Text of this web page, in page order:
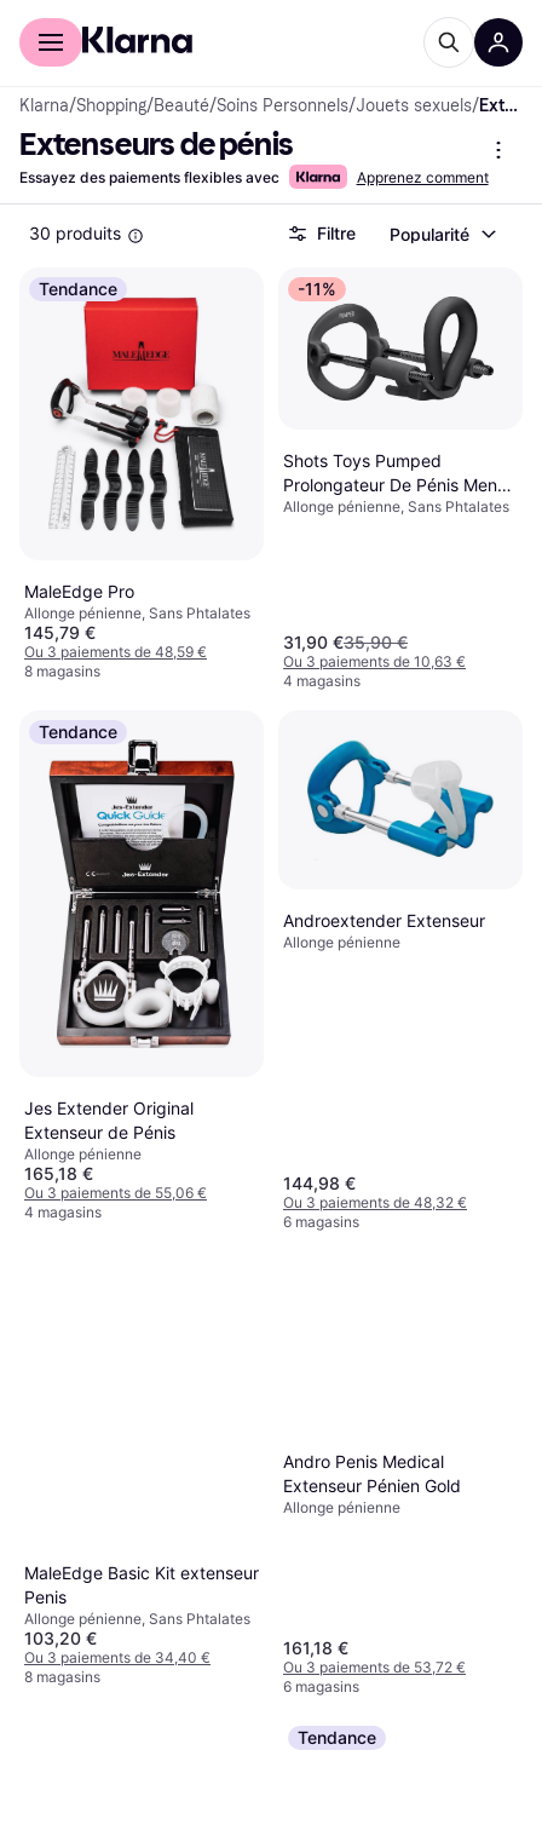
Acheter avec Klarna
Klarna/Shopping/Beauté/Soins Personnels/Jouets sexuels/ Extenseurs de pénis
Extenseurs de pénis
Essayez des paiements flexibles avec Apprenez comment
30 produits Filtre Popularité
Tendance
MaleEdge Pro
Allonge pénienne, Sans Phtalates
145,79 €
Ou 3 paiements de 48,59 €
8 magasins
-11%
Shots Toys Pumped
Prolongateur De Pénis Men
Extenseur
Allonge pénienne, Sans Phtalates
31,90 €35,90 €
Ou 3 paiements de 10,63 €
4 magasins
Tendance
Jes Extender Original
Extenseur de Pénis
Allonge pénienne
165,18 €
Ou 3 paiements de 55,06 €
4 magasins
Androextender Extenseur
Allonge pénienne
144,98 €
Ou 3 paiements de 48,32 €
6 magasins
MaleEdge Basic Kit extenseur
Penis
Allonge pénienne, Sans Phtalates
103,20 €
Ou 3 paiements de 34,40 €
8 magasins
Andro Penis Medical
Extenseur Pénien Gold
Allonge pénienne
161,18 €
Ou 3 paiements de 53,72 €
6 magasins
Tendance